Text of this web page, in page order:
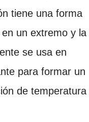
tiene una forma
un extremo y la
se usa en
para formar un
de temperatura